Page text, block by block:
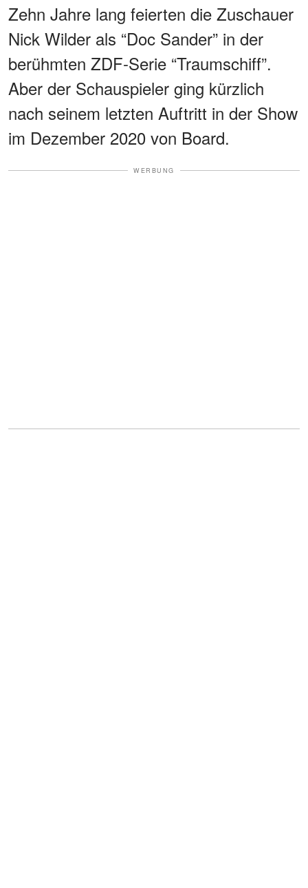
Zehn Jahre lang feierten die Zuschauer
Nick Wilder als “Doc Sander” in der
berühmten ZDF-Serie “Traumschiff”.
Aber der Schauspieler ging kürzlich
nach seinem letzten Auftritt in der Show
im Dezember 2020 von Board.
WERBUNG